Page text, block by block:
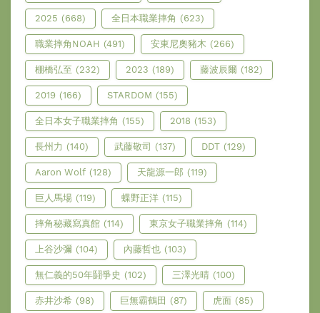
2025 (668) 全日本職業摔角 (623)
職業摔角NOAH (491) 安東尼奧豬木 (266)
棚橋弘至 (232) 2023 (189) 藤波辰爾 (182)
2019 (166) STARDOM (155)
全日本女子職業摔角 (155) 2018 (153)
長州力 (140) 武藤敬司 (137) DDT (129)
Aaron Wolf (128) 天龍源一郎 (119)
巨人馬場 (119) 蝶野正洋 (115)
摔角秘藏寫真館 (114) 東京女子職業摔角 (114)
上谷沙彌 (104) 內藤哲也 (103)
無仁義的50年鬪爭史 (102) 三澤光晴 (100)
赤井沙希 (98) 巨無霸鶴田 (87) 虎面 (85)